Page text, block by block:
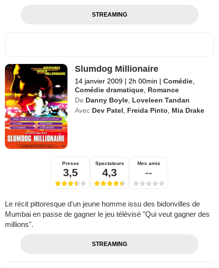
STREAMING
Slumdog Millionaire
14 janvier 2009 | 2h 00min | Comédie,
Comédie dramatique, Romance
De Danny Boyle, Loveleen Tandan
Avec Dev Patel, Freida Pinto, Mia Drake
Presse
3,5
Spectateurs
4,3
Mes amis
--
Le récit pittoresque d'un jeune homme issu des bidonvilles de
Mumbai en passe de gagner le jeu télévisé "Qui veut gagner des
millions".
STREAMING